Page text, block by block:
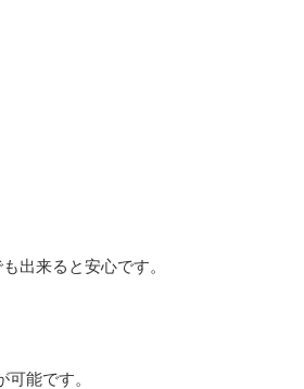
も出来ると安心です。
能です。